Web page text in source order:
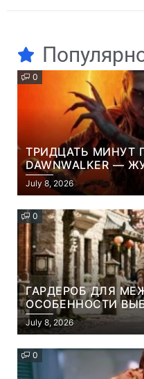
0
ТРИДЦАТЬ МИНУТ
DAWNWALKER —
НАЧАЛО НОВОЙ
PROJEKT RED
July 8, 2026
0
ГАРДЕРОБ ДЛЯ
ОСОБЕННОСТИ
ПАРКИ И
July 8, 2026
0